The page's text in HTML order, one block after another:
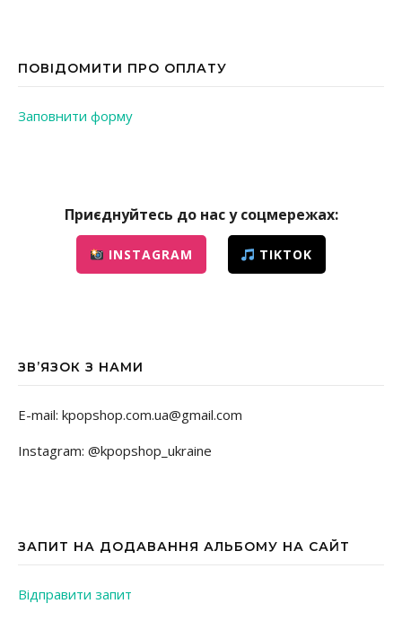
ПОВІДОМИТИ ПРО ОПЛАТУ
Заповнити форму
Приєднуйтесь до нас у соцмережах:
INSTAGRAM TIKTOK
ЗВ’ЯЗОК З НАМИ
E-mail: kpopshop.com.ua@gmail.com
Instagram: @kpopshop_ukraine
ЗАПИТ НА ДОДАВАННЯ АЛЬБОМУ НА САЙТ
Відправити запит